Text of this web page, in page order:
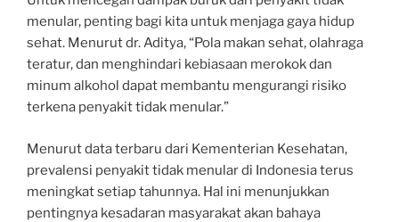
menular, penting bagi kita untuk menjaga gaya hidup
sehat. Menurut dr. Aditya, “Pola makan sehat, olahraga
teratur, dan menghindari kebiasaan merokok dan
minum alkohol dapat membantu mengurangi risiko
terkena penyakit tidak menular.”
Menurut data terbaru dari Kementerian Kesehatan,
prevalensi penyakit tidak menular di Indonesia terus
meningkat setiap tahunnya. Hal ini menunjukkan
pentingnya kesadaran masyarakat akan bahaya